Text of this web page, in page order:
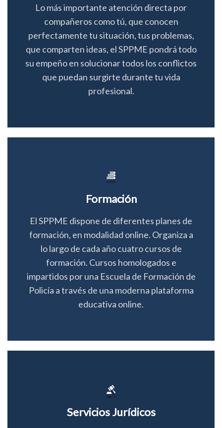
Lo más importante atención directa por
compañeros como tú, que conocen
perfectamente tu situación, tus problemas,
que comparten ideas, el SPPME pondrá todo
su empeño en solucionar todos los conflictos
que puedan surgirte durante tu vida
profesional.
Formación
El SPPME dispone de diferentes planes de
formación, en modalidad online. Organiza a
lo largo de cada año cuatro cursos de
formación. Cursos homologados e
impartidos por una Escuela de Formación de
Policía a través de una moderna plataforma
educativa online.
Servicios Jurídicos